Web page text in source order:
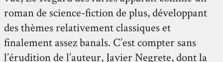
roman de science-fiction de plus, développant
des thèmes relativement classiques et
finalement assez banals. C’est compter sans
l’érudition de l’auteur, Javier Negrete, dont la